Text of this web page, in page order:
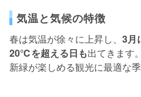
気温と気候の特徴
春は気温が徐々に上昇し、 3月
20℃を超える日も出てきます
新緑が楽しめる観光に最適な季